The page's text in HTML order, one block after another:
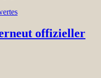
offizieller